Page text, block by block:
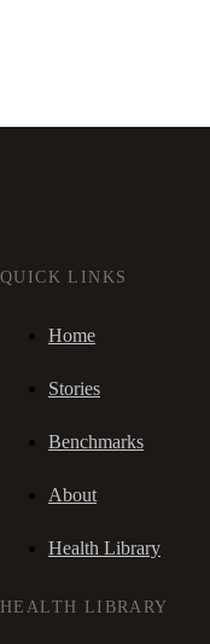
QUICK LINKS
Home
Stories
Benchmarks
About
Health Library
HEALTH LIBRARY